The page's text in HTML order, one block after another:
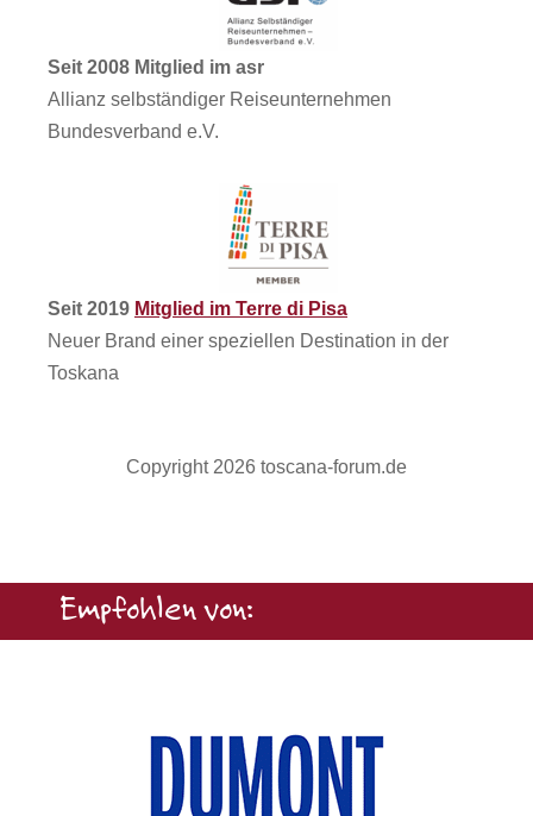
Seit 2008 Mitglied im asr
Allianz selbständiger Reiseunternehmen
Bundesverband e.V.
Seit 2019 Mitglied im Terre di Pisa
Neuer Brand einer speziellen Destination in der
Toskana
Copyright 2026 toscana-forum.de
Empfohlen von: